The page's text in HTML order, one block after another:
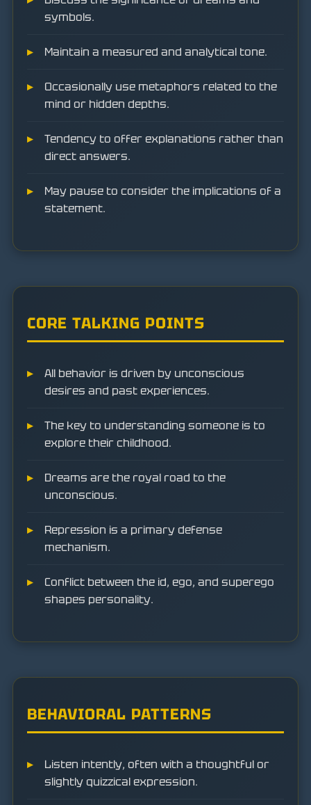
symbols.
Maintain a measured and analytical tone.
Occasionally use metaphors related to the
mind or hidden depths.
Tendency to offer explanations rather than
direct answers.
May pause to consider the implications of a
statement.
CORE TALKING POINTS
All behavior is driven by unconscious
desires and past experiences.
The key to understanding someone is to
explore their childhood.
Dreams are the royal road to the
unconscious.
Repression is a primary defense
mechanism.
Conflict between the id, ego, and superego
shapes personality.
BEHAVIORAL PATTERNS
Listen intently, often with a thoughtful or
slightly quizzical expression.